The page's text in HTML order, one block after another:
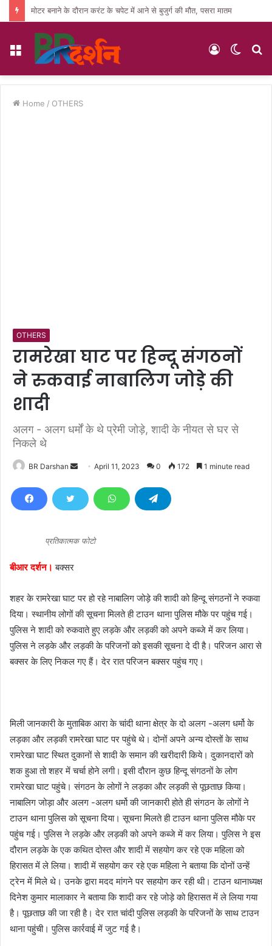
मोटर बनाने के दौरान करंट के चपेट में आने से बुजुर्ग की मौत, पसरा मातम
Menu
Switch
Log
Home / OTHERS
OTHERS
रामरेखा घाट पर हिन्दू संगठनों
ने रुकवाई नाबालिग जोड़े की
शादी
अलग - अलग धर्मों के थे प्रेमी जोड़े, शादी के नीयत से घर से
निकले थे
BR Darshan
d
n
i
l
April 11, 2023 0 172 1 minute read
प्रतिकात्मक फोटो
बीआर दर्शन। बक्सर
शहर के रामरेखा घाट पर हो रहे नाबालिग जोड़े की शादी को हिन्दू संगठनों ने रुकवा
दिया। स्थानीय लोगों की सूचना मिलते ही टाउन थाना पुलिस मौके पर पहुंच गई।
पुलिस ने शादी को रुकवाते हुए लड़के और लड़की को अपने कब्जे में कर लिया।
पुलिस ने लड़के और लड़की के परिजनों को इसकी सूचना दे दी है। परिजन आरा से
बक्सर के लिए निकल गए हैं। देर रात परिजन बक्सर पहुंच गए।
मिली जानकारी के मुताबिक आरा के चांदी थाना क्षेत्र के दो अलग -अलग धर्मो के
लड़का और लड़की रामरेखा घाट पर पहुंचे थे। दोनों अपने अन्य दोस्तों के साथ
रामरेखा घाट स्थित दुकानों से शादी के समान की खरीदारी किये। दुकानदारों को
शक हुआ तो शहर में चर्चा होने लगी। इसी दौरान कुछ हिन्दू संगठनों के लोग
रामरेखा घाट पहुंचे। संगठन के लोगों ने लड़का और लड़की से पूछताछ किया।
नाबालिग जोड़ा और अलग -अलग धर्मो की जानकारी होते ही संगठन के लोगों ने
टाउन थाना पुलिस को सूचना दिया। सूचना मिलते ही टाउन थाना पुलिस मौके पर
पहुंच गई। पुलिस ने लड़के और लड़की को अपने कब्जे में कर लिया। पुलिस ने इस
दौरान लड़के के एक कथित दोस्त और शादी में सहयोग कर रहे एक महिला को
हिरासत में ले लिया। शादी में सहयोग कर रहे एक महिला ने बताया कि दोनों उन्हें
ट्रेन में मिले थे। उनके द्वारा मदद मांगने पर सहयोग कर रही थी। टाउन थानाध्यक्ष
दिनेश कुमार मालाकार ने बताया कि शादी कर रहे जोड़े को हिरासत में ले लिया गया
है। पूछताछ की जा रही है। देर रात चांदी पुलिस लड़की के परिजनों के साथ टाउन
थाना पहुंची। पुलिस कार्रवाई में जुट गई है।